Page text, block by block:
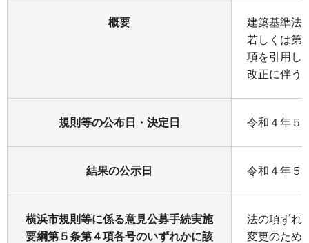
概要
建築基準法
若しくは第
項を引用し
改正に伴う
規則等の公布日・決定日 令和４年５
結果の公示日 令和４年５
横浜市規則等に係る意見公募手続実施
要綱第５条第４項各号のいずれかに該
法の項ずれ
変更のため